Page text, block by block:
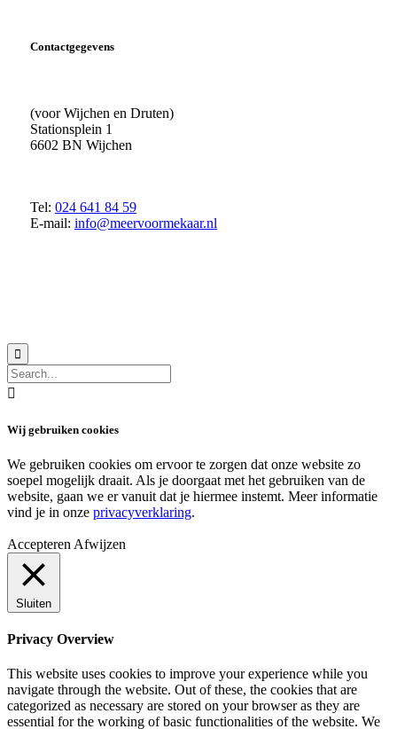
Contactgegevens
(voor Wijchen en Druten)
Stationsplein 1
6602 BN Wijchen
Tel: 024 641 84 59
E-mail: info@meervoormekaar.nl


Wij gebruiken cookies
We gebruiken cookies om ervoor te zorgen dat onze website zo
soepel mogelijk draait. Als je doorgaat met het gebruiken van de
website, gaan we er vanuit dat je hiermee instemt. Meer informatie
vind je in onze privacyverklaring.
Accepteren Afwijzen
Sluiten
Privacy Overview
This website uses cookies to improve your experience while you
navigate through the website. Out of these, the cookies that are
categorized as necessary are stored on your browser as they are
essential for the working of basic functionalities of the website. We